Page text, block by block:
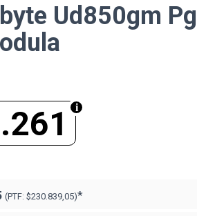
Ud850gm
(PTF: $230.839,05)*